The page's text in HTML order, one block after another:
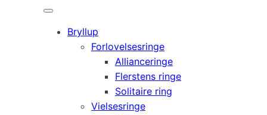
Bryllup
Forlovelsesringe
Allianceringe
Flerstens ringe
Solitaire ring
Vielsesringe